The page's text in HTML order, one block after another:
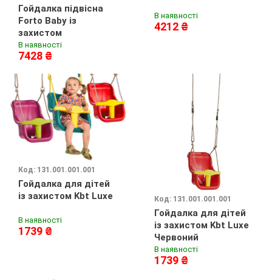
Гойдалка підвісна
Forto Baby із
захистом
В наявності
7428 ₴
В наявності
4212 ₴
Код: 131.001.001.001
Гойдалка для дітей
із захистом Kbt Luxe
В наявності
1739 ₴
Код: 131.001.001.001
Гойдалка для дітей
із захистом Kbt Luxe
Червоний
В наявності
1739 ₴